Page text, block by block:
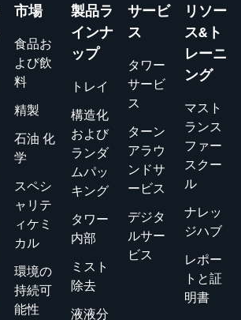
市場
食品お
よび飲
料
精製
石油 化
学
スペシ
ャリテ
ィケミ
カル
環境の
持続可
能性
製品ラ
インナ
ップ
トレイ
構造化
および
ランダ
ムパッ
キング
タワー
内部
ミスト
除去
液液分
サービ
ス
タワー
サービ
ス
ターン
アラウ
ンドサ
ービス
デジタ
ルサー
ビス
リソー
ス&ト
レーニ
ング
マスト
ランス
ファー
スクー
ル
ナレッ
ジハブ
レポー
トと証
明書